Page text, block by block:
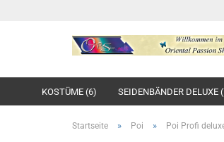
KOSTÜME (6) SEIDENBÄNDER DELUXE
Startseite » Poi » Poi Profi